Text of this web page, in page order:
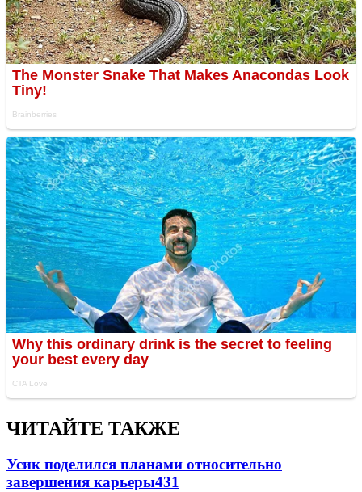
ЧИТАЙТЕ ТАКЖЕ
Усик поделился планами относительно
завершения карьеры431